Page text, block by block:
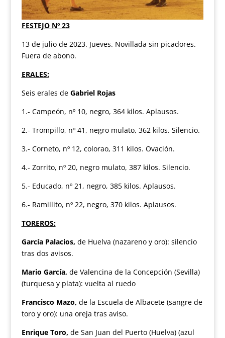
FESTEJO Nº 23
13 de julio de 2023. Jueves. Novillada sin picadores.
Fuera de abono.
ERALES:
Seis erales de Gabriel Rojas
1.- Campeón, nº 10, negro, 364 kilos. Aplausos.
2.- Trompillo, nº 41, negro mulato, 362 kilos. Silencio.
3.- Corneto, nº 12, colorao, 311 kilos. Ovación.
4.- Zorrito, nº 20, negro mulato, 387 kilos. Silencio.
5.- Educado, nº 21, negro, 385 kilos. Aplausos.
6.- Ramillito, nº 22, negro, 370 kilos. Aplausos.
TOREROS:
García Palacios, de Huelva (nazareno y oro): silencio
tras dos avisos.
Mario García, de Valencina de la Concepción (Sevilla)
(turquesa y plata): vuelta al ruedo
Francisco Mazo, de la Escuela de Albacete (sangre de
toro y oro): una oreja tras aviso.
Enrique Toro, de San Juan del Puerto (Huelva) (azul